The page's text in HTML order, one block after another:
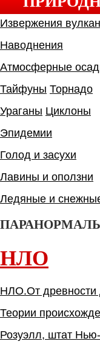
Извержения
Наводнения
Атмосферные
Тайфуны Торнадо
Ураганы Циклоны
Эпидемии
Голод и засухи
Лавины и оползни
Ледяные и
НЛО
НЛО.От древности
Теории
Розуэлл, штат